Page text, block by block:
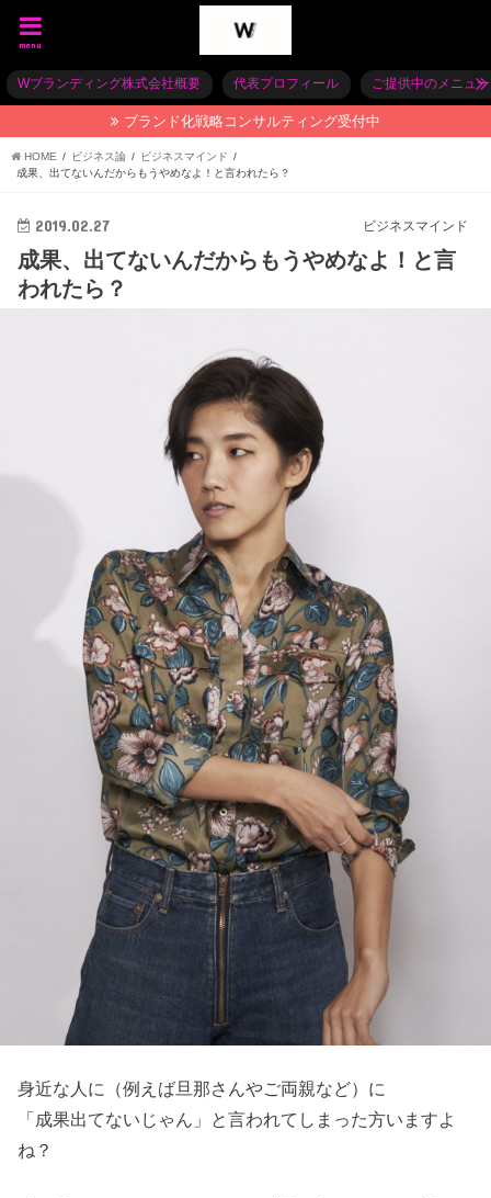
menu
Wブランディング株式会社概要 代表プロフィール ご提供中のメニュー
ブランド化戦略コンサルティング受付中
HOME ビジネス論
ビジネスマインド
成果、出てないんだからもうやめなよ！と言われたら？
ビジネスマインド
2019.02.27
成果、出てないんだからもうやめなよ！と言
われたら？
身近な人に（例えば旦那さんやご両親など）に
「成果出てないじゃん」と言われてしまった方いますよ
ね？